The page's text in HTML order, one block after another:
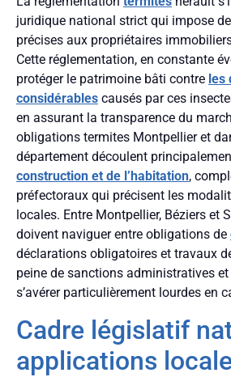
juridique national strict qui impose
précises aux propriétaires
Cette réglementation, en constante
protéger le patrimoine bâti contre les
considérables causés par ces
en assurant la transparence du
obligations termites Montpellier et
département découlent
construction et de l’habitation,
préfectoraux qui précisent les
locales. Entre Montpellier, Béziers et
doivent naviguer entre obligations de
déclarations obligatoires et travaux
peine de sanctions administratives
s’avérer particulièrement lourdes en
Cadre législatif
applications